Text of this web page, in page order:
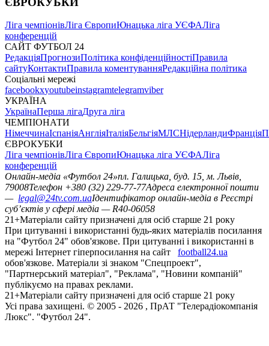
Ліга чемпіонівЛіга ЄвропиЮнацька ліга УЄФАЛіга
конференцій
САЙТ ФУТБОЛ 24
РедакціяПрогнозиПолітика конфіденційностіПравила
сайтуКонтактиПравила коментуванняРедакційна політика
Соціальні мережі
facebookxyoutubeinstagramtelegramviber
УКРАЇНА
УкраїнаПерша лігаДруга ліга
ЧЕМПІОНАТИ
НімеччинаІспаніяАнгліяІталіяБельгіяМЛСНідерландиФранція
ЄВРОКУБКИ
Ліга чемпіонівЛіга ЄвропиЮнацька ліга УЄФАЛіга
конференцій
Онлайн-медіа «Футбол 24»пл. Галицька, буд. 15, м. Львів,
79008Телефон +380 (32) 229-77-77Адреса електронної пошти
— legal@24tv.com.uaІдентифікатор онлайн-медіа в Реєстрі
суб’єктів у сфері медіа — R40-06058
21+Матеріали сайту призначені для осіб старше 21 року
При цитуванні і використанні будь-яких матеріалів посилання
на "Футбол 24" обов'язкове. При цитуванні і використанні в
мережі Інтернет гіперпосилання на сайт
football24.ua
обов'язкове. Матеріали зі знаком "Спецпроект",
"Партнерський матеріал", "Реклама", "Новини компаній"
публікуємо на правах реклами.
21+Матеріали сайту призначені для осіб старше 21 року
Усi права захищенi. © 2005 - 2026 , ПрАТ "Телерадіокомпанія
Люкс". "Футбол 24".